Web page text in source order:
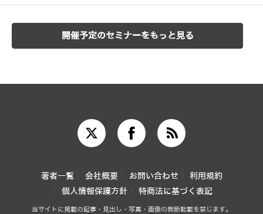
開催予定のセミナーをもっと見る
著者一覧 会社概要 お問い合わせ
利用規約
個人情報保護方針
特商法に基づく表記
当サイトに掲載の記事・見出し・写真・画像の無断転載を禁じます。